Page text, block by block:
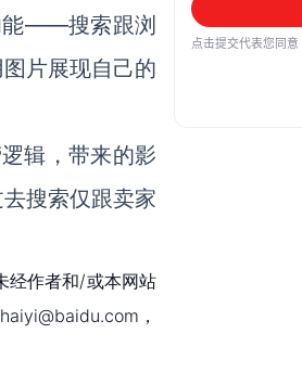
能——搜索跟浏
片展现自己的
辑，带来的影
搜索仅跟卖家
经作者和/或本网站
，